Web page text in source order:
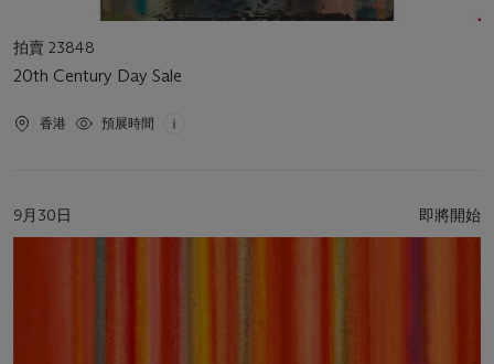
活
動
類
拍賣 23848
20th Century Day Sale
活
香港 預展時間
活
動
9月30日 即將開始